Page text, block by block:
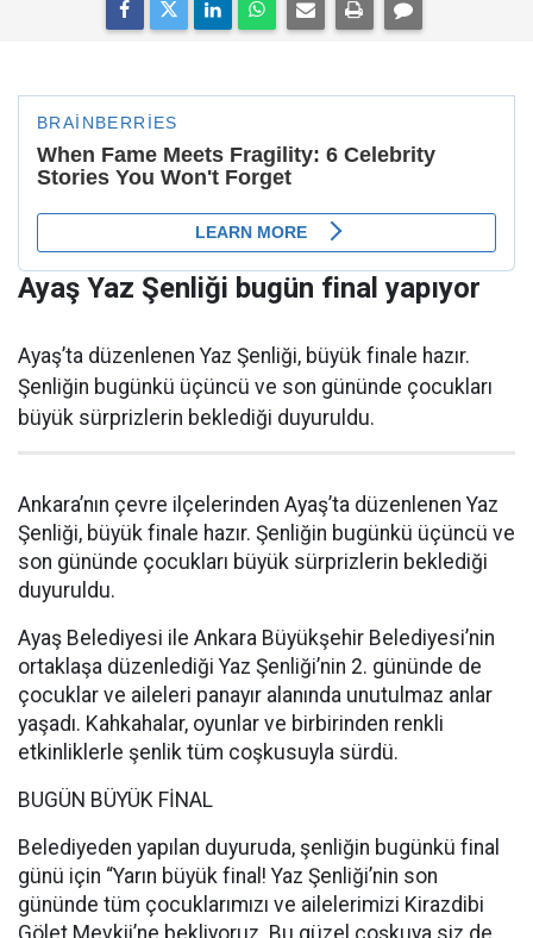
Ayaş Yaz Şenliği bugün final yapıyor
Ayaş’ta düzenlenen Yaz Şenliği, büyük finale hazır.
Şenliğin bugünkü üçüncü ve son gününde çocukları
büyük sürprizlerin beklediği duyuruldu.
Ankara’nın çevre ilçelerinden Ayaş’ta düzenlenen Yaz
Şenliği, büyük finale hazır. Şenliğin bugünkü üçüncü ve
son gününde çocukları büyük sürprizlerin beklediği
duyuruldu.
Ayaş Belediyesi ile Ankara Büyükşehir Belediyesi’nin
ortaklaşa düzenlediği Yaz Şenliği’nin 2. gününde de
çocuklar ve aileleri panayır alanında unutulmaz anlar
yaşadı. Kahkahalar, oyunlar ve birbirinden renkli
etkinliklerle şenlik tüm coşkusuyla sürdü.
BUGÜN BÜYÜK FİNAL
Belediyeden yapılan duyuruda, şenliğin bugünkü final
günü için “Yarın büyük final! Yaz Şenliği’nin son
gününde tüm çocuklarımızı ve ailelerimizi Kirazdibi
Gölet Mevkii’ne bekliyoruz. Bu güzel coşkuya siz de